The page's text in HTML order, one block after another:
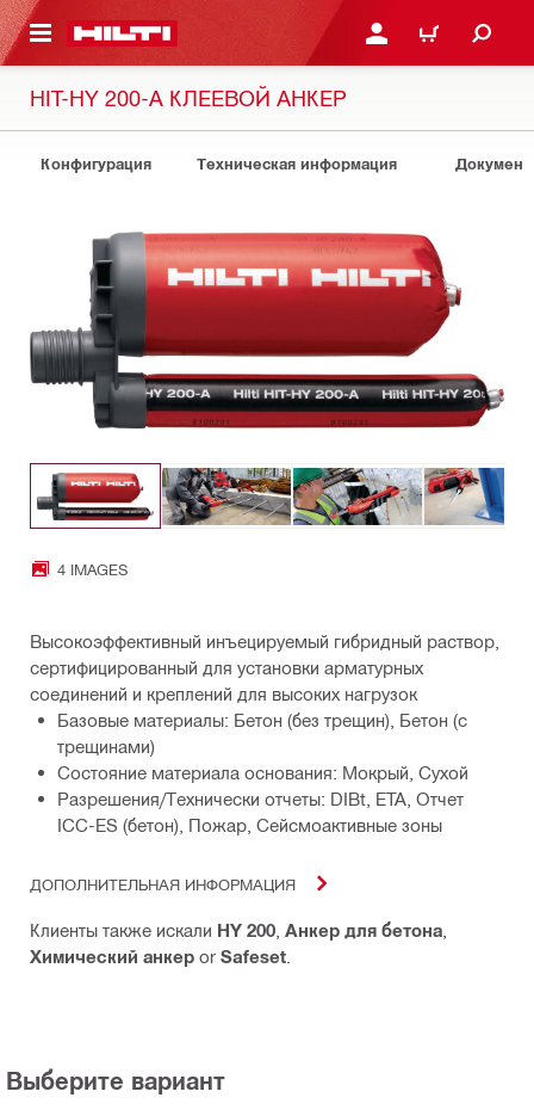
КОНТЕНТУ ВОЙДИТЕ В СВОЮ
КОРЗИНА
HIT-HY 200-A КЛЕЕВОЙ АНКЕР
Конфигурация Техническая информация
4 IMAGES
Высокоэффективный инъецируемый гибридный раствор,
сертифицированный для установки арматурных
соединений и креплений для высоких нагрузок
Базовые материалы: Бетон (без трещин), Бетон (с
трещинами)
Состояние материала основания: Мокрый, Сухой
Разрешения/Технически отчеты: DIBt, ETA, Отчет
ICC-ES (бетон), Пожар, Сейсмоактивные зоны
ДОПОЛНИТЕЛЬНАЯ ИНФОРМАЦИЯ
Клиенты также искали HY 200 Анкер для бетона
Химический анкер or Safeset
Выберите вариант